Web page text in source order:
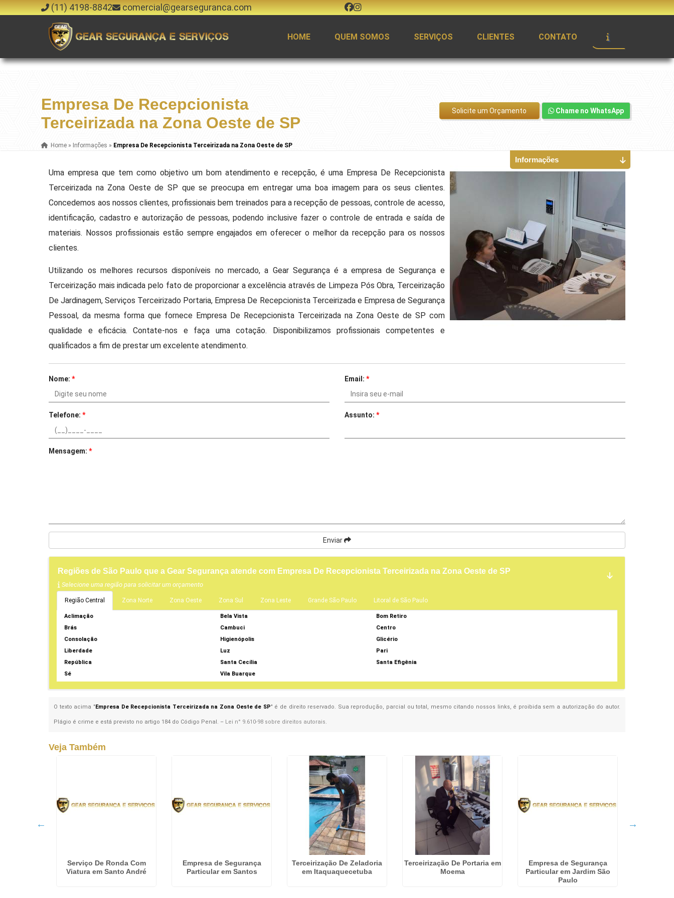
(11) 4198-8842 comercial@gearseguranca.com
HOME QUEM SOMOS SERVIÇOS CLIENTES CONTATO
Empresa De Recepcionista
Terceirizada na Zona Oeste de SP
Home » Informações » Empresa De Recepcionista Terceirizada na Zona Oeste de SP
Solicite um Orçamento Chame no WhatsApp
Uma empresa que tem como objetivo um bom atendimento e recepção, é uma Empresa De Recepcionista
Terceirizada na Zona Oeste de SP que se preocupa em entregar uma boa imagem para os seus clientes.
Concedemos aos nossos clientes, profissionais bem treinados para a recepção de pessoas, controle de acesso,
identificação, cadastro e autorização de pessoas, podendo inclusive fazer o controle de entrada e saída de
materiais. Nossos profissionais estão sempre engajados em oferecer o melhor da recepção para os nossos
clientes.
Utilizando os melhores recursos disponíveis no mercado, a Gear Segurança é a empresa de Segurança e
Terceirização mais indicada pelo fato de proporcionar a excelência através de Limpeza Pós Obra, Terceirização
De Jardinagem, Serviços Terceirizado Portaria, Empresa De Recepcionista Terceirizada e Empresa de Segurança
Pessoal, da mesma forma que fornece Empresa De Recepcionista Terceirizada na Zona Oeste de SP com
qualidade e eficácia. Contate-nos e faça uma cotação. Disponibilizamos profissionais competentes e
qualificados a fim de prestar um excelente atendimento.
Nome:* Email: *
Telefone:* Assunto: *
Mensagem:*
Enviar
Regiões de São Paulo que a Gear Segurança atende com Empresa De Recepcionista Terceirizada na Zona Oeste de SP
Selecione uma região para solicitar um orçamento
Região Central Zona Norte Zona Oeste Zona Sul Zona Leste Grande São Paulo Litoral de São Paulo
Aclimação Bela Vista
Bom Retiro
Brás
Cambuci
Centro
Consolação
Higienópolis
Glicério
Liberdade
Luz
Pari
República
Santa Cecília
Santa Efigênia
Sé
Vila Buarque
O texto acima "Empresa De Recepcionista Terceirizada na Zona Oeste de SP" é de direito reservado. Sua reprodução, parcial ou total, mesmo citando nossos links, é proibida sem a autorização do autor.
Plágio é crime e está previsto no artigo 184 do Código Penal. – Lei n° 9.610-98 sobre direitos autorais.
Informações
Veja Também
Serviço De Ronda Com
Viatura em Santo André
Empresa de Segurança
Particular em Santos
Terceirização De Zeladoria
em Itaquaquecetuba
Terceirização De Portaria em
Moema
Empresa de Segurança
Particular em Jardim São
Paulo